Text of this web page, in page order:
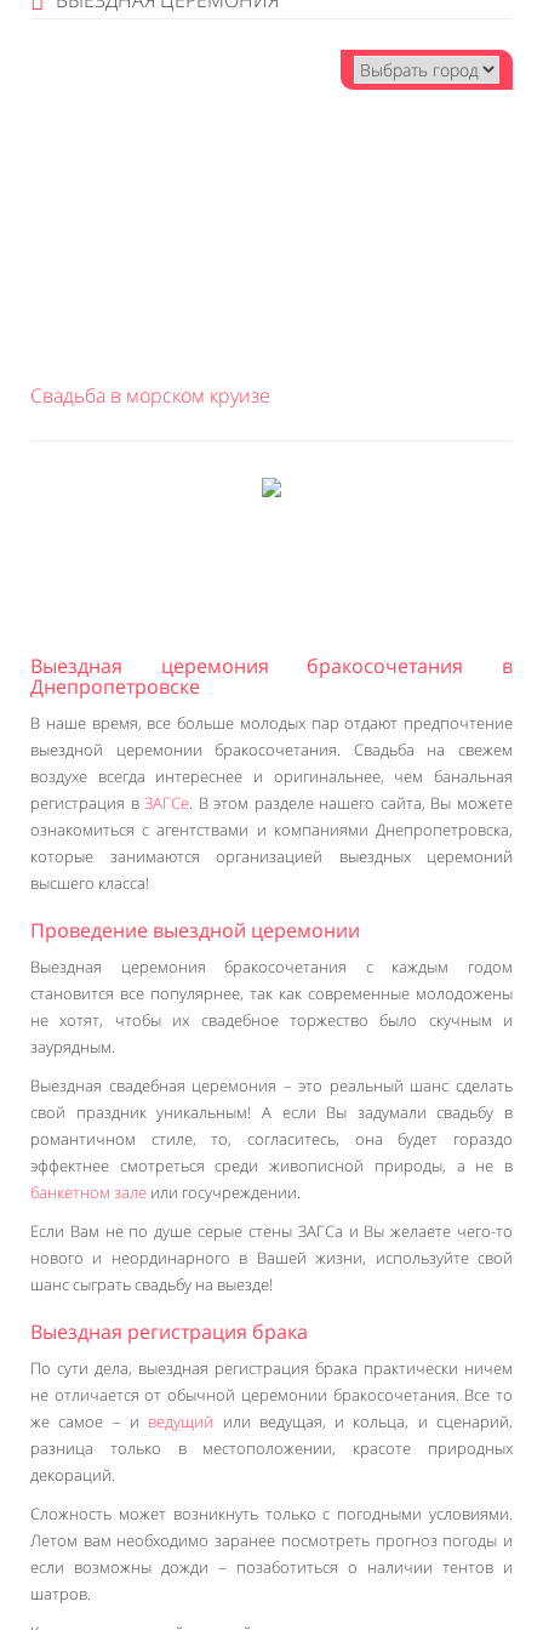
Свадьба в морском круизе
Выездная церемония бракосочетания в
Днепропетровске
В наше время, все больше молодых пар отдают предпочтение
выездной церемонии бракосочетания. Свадьба на свежем
воздухе всегда интереснее и оригинальнее, чем банальная
регистрация вЗАГСе. В этом разделе нашего сайта, Вы можете
ознакомиться с агентствами и компаниями Днепропетровска,
которые занимаются организацией выездных церемоний
высшего класса!
Проведение выездной церемонии
Выездная церемония бракосочетания с каждым годом
становится все популярнее, так как современные молодожены
не хотят, чтобы их свадебное торжество было скучным и
заурядным.
Выездная свадебная церемония – это реальный шанс сделать
свой праздник уникальным! А если Вы задумали свадьбу в
романтичном стиле, то, согласитесь, она будет гораздо
эффектнее смотреться среди живописной природы, а не в
банкетном зале или госучреждении.
Если Вам не по душе серые стены ЗАГСа и Вы желаете чего-то
нового и неординарного в Вашей жизни, используйте свой
шанс сыграть свадьбу на выезде!
Выездная регистрация брака
По сути дела, выездная регистрация брака практически ничем
не отличается от обычной церемонии бракосочетания. Все то
же самое – и ведущий или ведущая, и кольца, и сценарий,
разница только в местоположении, красоте природных
декораций.
Сложность может возникнуть только с погодными условиями.
Летом вам необходимо заранее посмотреть прогноз погоды и
если возможны дожди – позаботиться о наличии тентов и
шатров.